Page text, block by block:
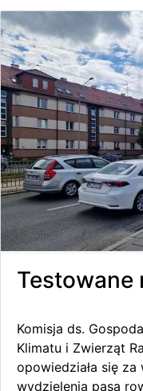
Testowane
Komisja ds.
Klimatu i Zwierząt
opowiedziała się
wydzielenia pasa